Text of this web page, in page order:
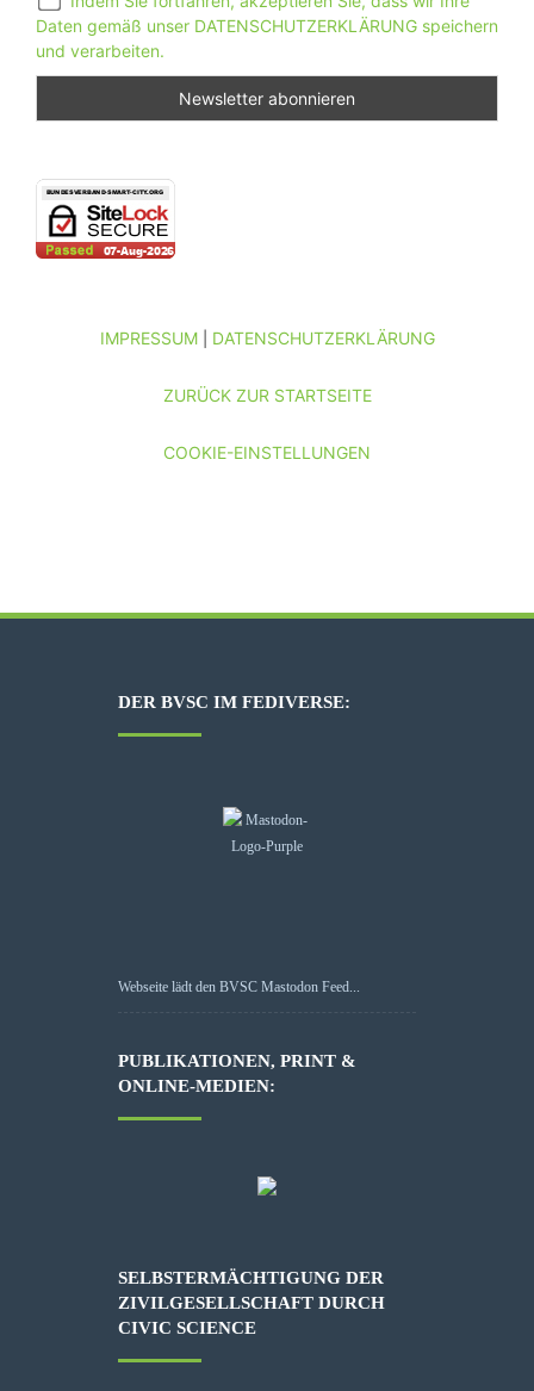
Daten gemäß unser DATENSCHUTZERKLÄRUNG speichern
und verarbeiten.
IMPRESSUM| DATENSCHUTZERKLÄRUNG
ZURÜCK ZUR STARTSEITE
COOKIE-EINSTELLUNGEN
DER BVSC IM FEDIVERSE:
Webseite lädt den BVSC Mastodon Feed...
PUBLIKATIONEN, PRINT &
ONLINE-MEDIEN:
SELBSTERMÄCHTIGUNG DER
ZIVILGESELLSCHAFT DURCH
CIVIC SCIENCE